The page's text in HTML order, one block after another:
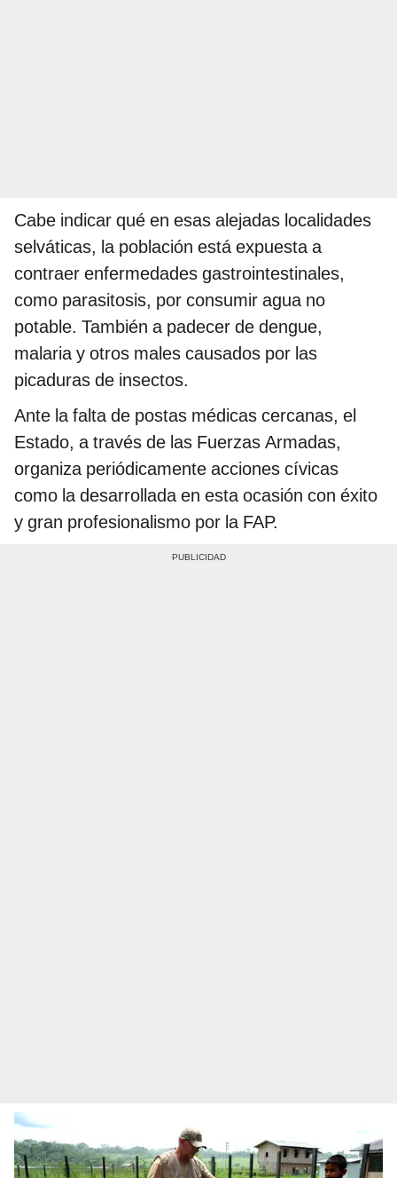
Cabe indicar qué en esas alejadas localidades
selváticas, la población está expuesta a
contraer enfermedades gastrointestinales,
como parasitosis, por consumir agua no
potable. También a padecer de dengue,
malaria y otros males causados por las
picaduras de insectos.
Ante la falta de postas médicas cercanas, el
Estado, a través de las Fuerzas Armadas,
organiza periódicamente acciones cívicas
como la desarrollada en esta ocasión con éxito
y gran profesionalismo por la FAP.